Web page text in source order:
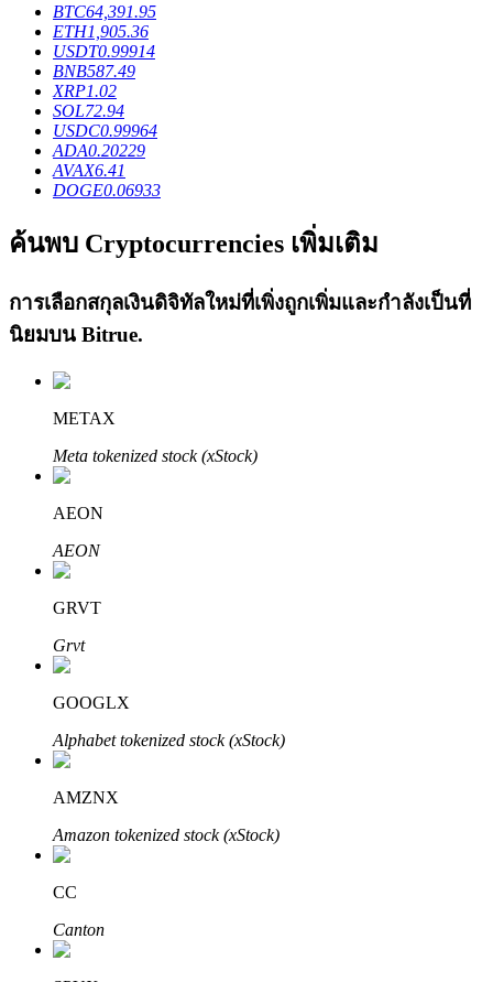
ลงทุนอัตโนมัติ
คว้าผลกำไรระยะยาวและผลประโยชน์ที่ยืดหยุ่น
เรียนรู้ Staking
Bitrue
พันธมิตร Bitrue
พันธมิตร Bitrue
มากถึง 65% คอมมิชชั่น!
BTC64,391.95
ETH1,905.36
USDT0.99914
BNB587.49
XRP1.02
SOL72.94
USDC0.99964
ADA0.20229
AVAX6.41
DOGE0.06933
ค้นพบ Cryptocurrencies เพิ่มเติม
การเลือกสกุลเงินดิจิทัลใหม่ที่เพิ่งถูกเพิ่มและกำลังเป็นที่
นิยมบน Bitrue.
METAX
Meta tokenized stock (xStock)
AEON
AEON
GRVT
Grvt
GOOGLX
Alphabet tokenized stock (xStock)
AMZNX
Amazon tokenized stock (xStock)
CC
Canton